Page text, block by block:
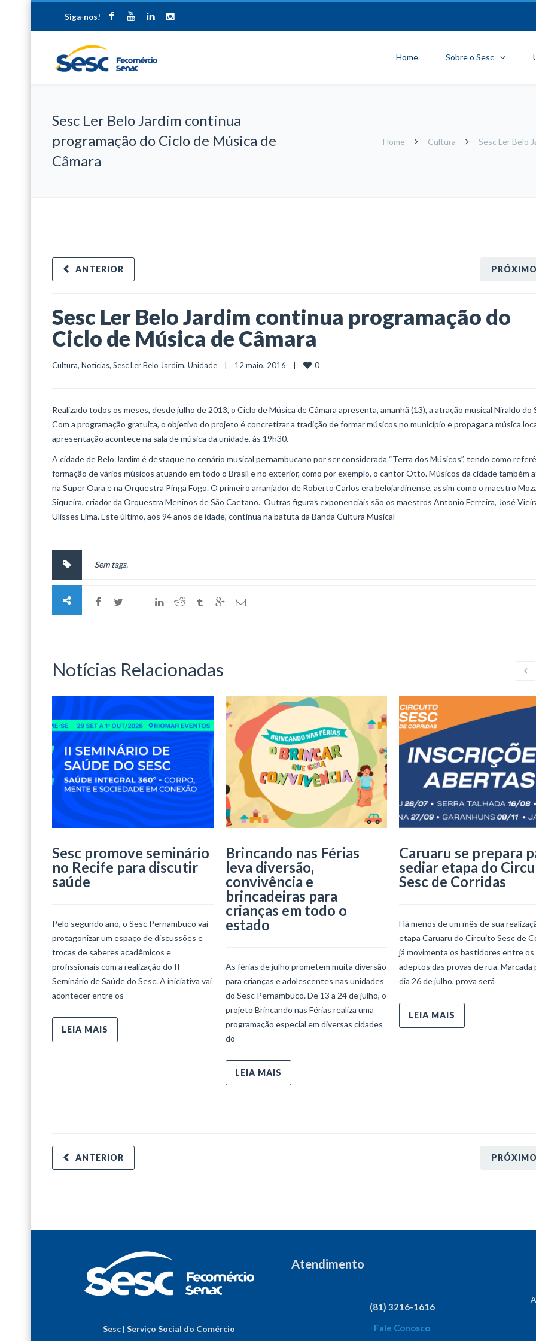
Siga-nos!
Home Sobre o Sesc
Sesc Ler Belo Jardim continua
programação do Ciclo de Música de
Câmara
Home Cultura Sesc Ler Belo
PRÓXIMO
ANTERIOR
Sesc Ler Belo Jardim continua programação do
Ciclo de Música de Câmara
Cultura, Notícias, Sesc Ler Belo Jardim, Unidade
    |    12 maio, 2016    |
0
Realizado todos os meses, desde julho de 2013, o Ciclo de Música de Câmara apresenta, amanhã (13), a atração musical Niraldo do
Com a programação gratuita, o objetivo do projeto é concretizar a tradição de formar músicos no município e propagar a música
apresentação acontece na sala de música da unidade, às 19h30.
A cidade de Belo Jardim é destaque no cenário musical pernambucano por ser considerada “Terra dos Músicos”, tendo como
formação de vários músicos atuando em todo o Brasil e no exterior, como por exemplo, o cantor Otto. Músicos da cidade também
na Super Oara e na Orquestra Pinga Fogo. O primeiro arranjador de Roberto Carlos era belojardinense, assim como o maestro
Siqueira, criador da Orquestra Meninos de São Caetano. Outras figuras exponenciais são os maestros Antonio Ferreira, José
Ulisses Lima. Este último, aos 94 anos de idade, continua na batuta da Banda Cultura Musical
Sem tags.
Notícias Relacionadas
Sesc promove seminário
no Recife para discutir
saúde
Pelo segundo ano, o Sesc Pernambuco vai
protagonizar um espaço de discussões e
trocas de saberes acadêmicos e
profissionais com a realização do II
Seminário de Saúde do Sesc. A iniciativa vai
acontecer entre os
LEIA MAIS
Brincando nas Férias
leva diversão,
convivência e
brincadeiras para
crianças em todo o
estado
As férias de julho prometem muita diversão
para crianças e adolescentes nas unidades
do Sesc Pernambuco. De 13 a 24 de julho, o
projeto Brincando nas Férias realiza uma
programação especial em diversas cidades
do
LEIA MAIS
Caruaru se prepara
sediar etapa do
Sesc de Corridas
Há menos de um mês de sua
etapa Caruaru do Circuito Sesc de
já movimenta os bastidores entre os
adeptos das provas de rua. Marcada
dia 26 de julho, prova será
LEIA MAIS
PRÓXIMO
ANTERIOR
Sesc | Serviço Social do Comércio
Atendimento
(81) 3216-1616
Fale Conosco